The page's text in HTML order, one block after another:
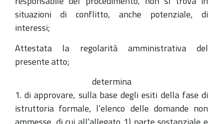
situazioni di conflitto, anche potenziale, di
interessi;
Attestata la regolarità amministrativa del
presente atto;
determina
1. di approvare, sulla base degli esiti della fase di
istruttoria formale, l’elenco delle domande non